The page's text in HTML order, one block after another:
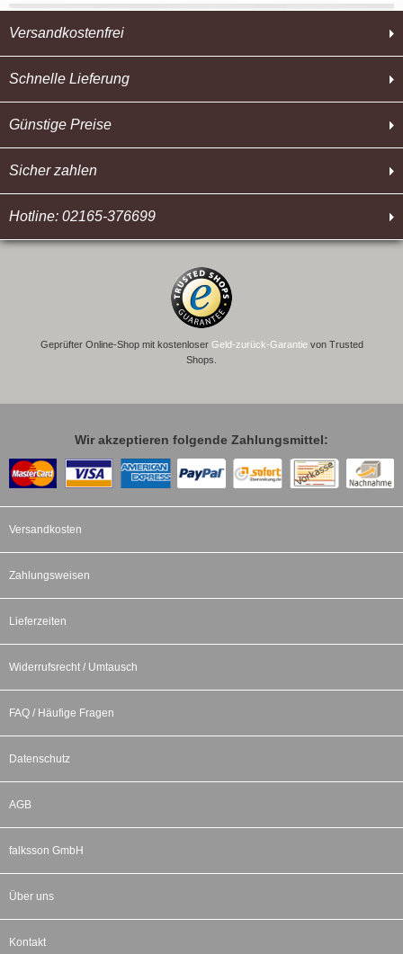
Versandkostenfrei
Schnelle Lieferung
Günstige Preise
Sicher zahlen
Hotline: 02165-376699
Geprüfter Online-Shop mit kostenloser Geld-zurück-Garantievon Trusted
Shops.
Wir akzeptieren folgende Zahlungsmittel:
Versandkosten
Zahlungsweisen
Lieferzeiten
Widerrufsrecht / Umtausch
FAQ / Häufige Fragen
Datenschutz
AGB
falksson GmbH
Über uns
Kontakt